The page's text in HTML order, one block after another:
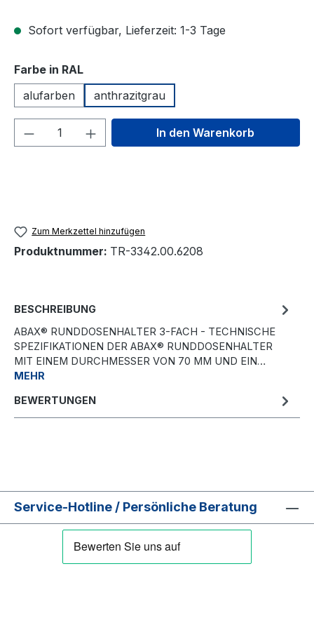
Sofort verfügbar, Lieferzeit: 1-3 Tage
Farbe in RALauswählen
alufarben
anthrazitgrau
Produkt Anzahl: Gib denIn den Warenkorb
Zum Merkzettel hinzufügen
Produktnummer: TR-3342.00.6208
BESCHREIBUNG
ABAX® RUNDDOSENHALTER 3-FACH - TECHNISCHE
SPEZIFIKATIONEN DER ABAX® RUNDDOSENHALTER
MIT EINEM DURCHMESSER VON 70 MM UND EIN…
MEHR
BEWERTUNGEN
Service-Hotline / Persönliche Beratung